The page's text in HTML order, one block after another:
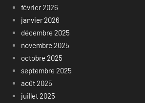
février 2026
janvier 2026
décembre 2025
novembre 2025
octobre 2025
septembre 2025
août 2025
juillet 2025